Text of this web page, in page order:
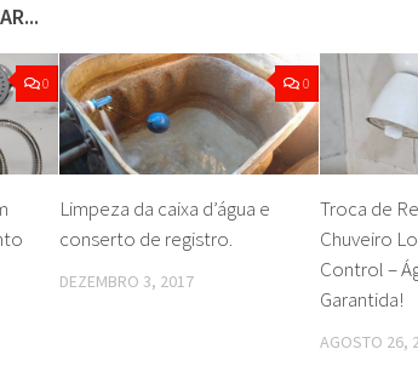
0 0
Limpeza da caixa d’água e
conserto de registro.
DEZEMBRO 3, 2017
Troca de
Chuveiro
Control –
Garantida!
AGOSTO 26,